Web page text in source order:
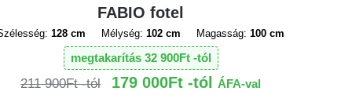
FABIO fotel
128 cm Mélység: 102 cm Magasság: 100 cm
megtakarítás 32 900Ft
211 900Ft 179 000Ft ÁFA-val